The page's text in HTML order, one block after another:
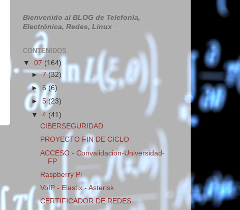
Bienvenido al BLOG de Telefonía,
Electrónica, Redes, Linux
CONTENIDOS
▼ 07 (164)
►7(32)
►6(6)
►5(23)
▼4 (41)
CIBERSEGURIDAD
PROYECTO FIN DE CICLO
ACCESO - Convalidacion-Universidad-
FP
Raspberry Pi
VoIP - Elastix - Asterisk
CERTIFICADOR DE REDES